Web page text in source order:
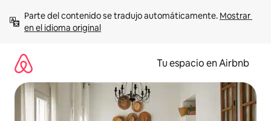
contenido
Parte del contenido se tradujo automáticamente. Mostrar
en el idioma original
Tu espacio en Airbnb